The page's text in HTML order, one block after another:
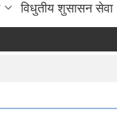
विधुतीय शुसासन सेवा